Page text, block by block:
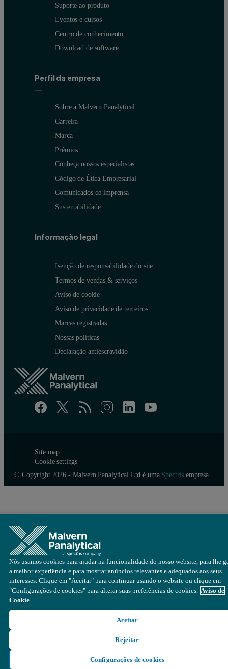
Suporte ao produto
Eventos e cursos
Centro de conhecimento
Download de software
Perfil da empresa
Sobre a Malvern Panalytical
Carreira
Marca
Prêmios
Conheça nossos especialistas
Código de Ética Empresarial
Comunicados de imprensa
Sustentabilidade
Informação legal
Isenção de responsabilidade do site
Termos de vendas & serviços
Aviso de cookie
Aviso de privacidade de terceiros
Marcas registradas
Nossas políticas
Declaração antiescravidão
Site map
Cookie settings
© Copyright 2026 - Malvern Panalytical Ltd é uma Spectris empresa
Nós usamos cookies para ajudar na funcionalidade do nosso website, para lhe
a melhor experiência e para mostrar anúncios relevantes e adequados aos seus
interesses. Clique em "Aceitar" para continuar usando o website ou clique em
"Configurações de cookies" para alterar suas preferências de cookies. Aviso de
Cookie
Aceitar
Rejeitar
Configurações de cookies